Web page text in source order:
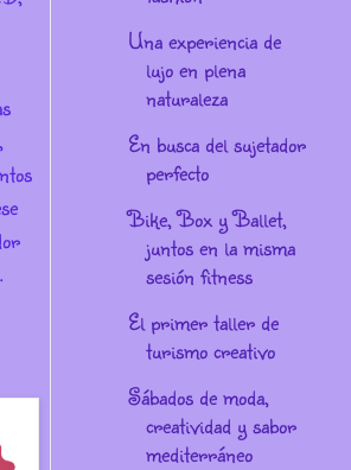
Una experiencia de
lujo en plena
naturaleza
En busca del sujetador
perfecto
Bike, Box y Ballet,
juntos en la misma
sesión fitness
El primer taller de
turismo creativo
Sábados de moda,
creatividad y sabor
mediterráneo